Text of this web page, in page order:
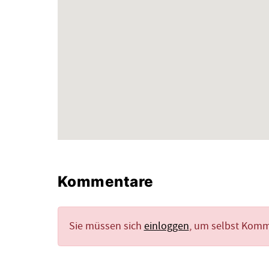
Kommentare
Sie müssen sich einloggen, um selbst